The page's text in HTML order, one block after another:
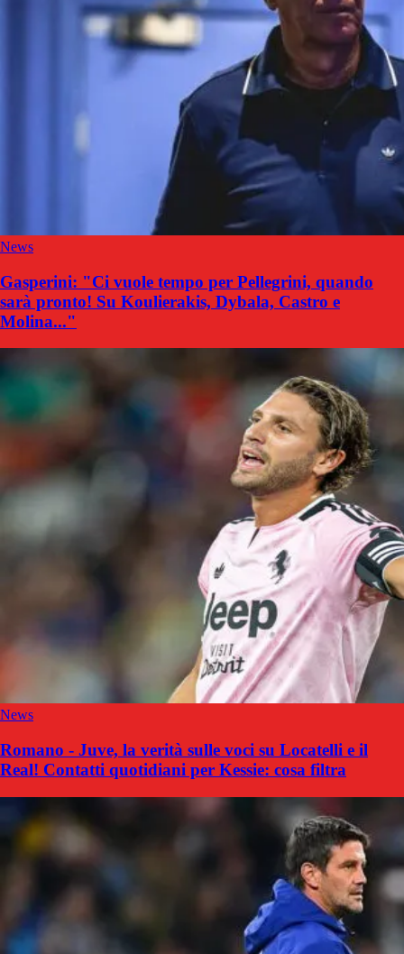
News
Gasperini: "Ci vuole tempo per Pellegrini, quando
sarà pronto! Su Koulierakis, Dybala, Castro e
Molina..."
News
Romano - Juve, la verità sulle voci su Locatelli e il
Real! Contatti quotidiani per Kessie: cosa filtra